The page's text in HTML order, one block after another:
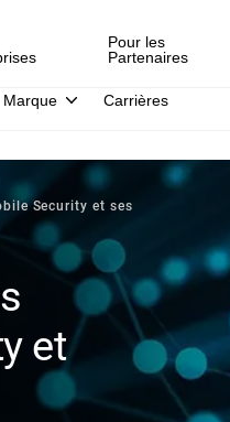
Pour les
Partenaires
Marque Carrières
Security et ses
et